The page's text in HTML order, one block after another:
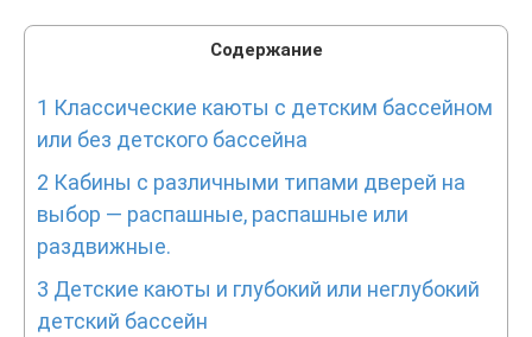
Содержание
1 Классические каюты с детским бассейном
или без детского бассейна
2 Кабины с различными типами дверей на
выбор — распашные, распашные или
раздвижные.
3 Детские каюты и глубокий или неглубокий
детский бассейн